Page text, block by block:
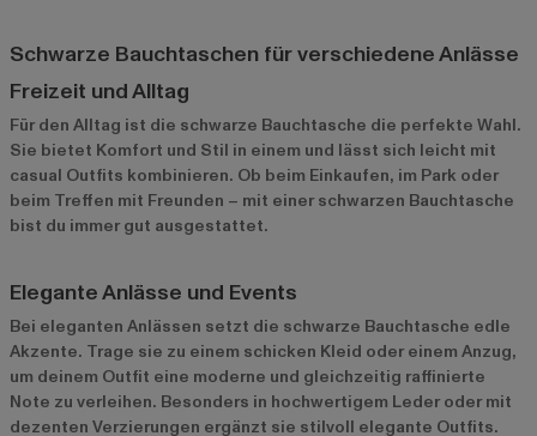
Schwarze Bauchtaschen für verschiedene Anlässe
Freizeit und Alltag
Für den Alltag ist die schwarze Bauchtasche die perfekte Wahl.
Sie bietet Komfort und Stil in einem und lässt sich leicht mit
casual Outfits kombinieren. Ob beim Einkaufen, im Park oder
beim Treffen mit Freunden – mit einer schwarzen Bauchtasche
bist du immer gut ausgestattet.
Elegante Anlässe und Events
Bei eleganten Anlässen setzt die schwarze Bauchtasche edle
Akzente. Trage sie zu einem schicken Kleid oder einem Anzug,
um deinem Outfit eine moderne und gleichzeitig raffinierte
Note zu verleihen. Besonders in hochwertigem Leder oder mit
dezenten Verzierungen ergänzt sie stilvoll elegante Outfits.